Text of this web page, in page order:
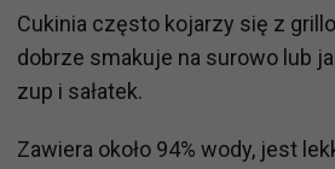
Cukinia często kojarzy się z
dobrze smakuje na surowo lub
zup i sałatek.
Zawiera około 94% wody, jest